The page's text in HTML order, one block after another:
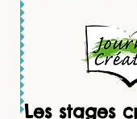
Les stages